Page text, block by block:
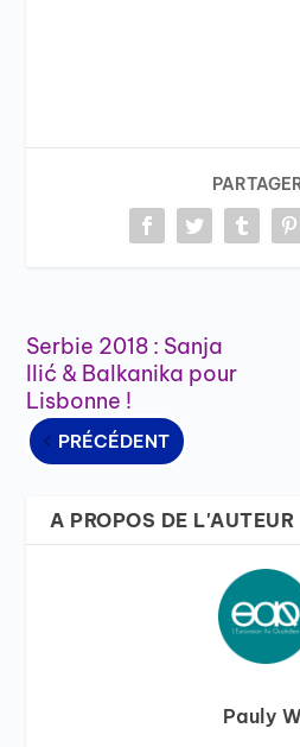
Serbie 2018 : Sanja
Ilić & Balkanika pour
Lisbonne !
PRÉCÉDENT
A PROPOS DE L'AUTEUR
Pauly